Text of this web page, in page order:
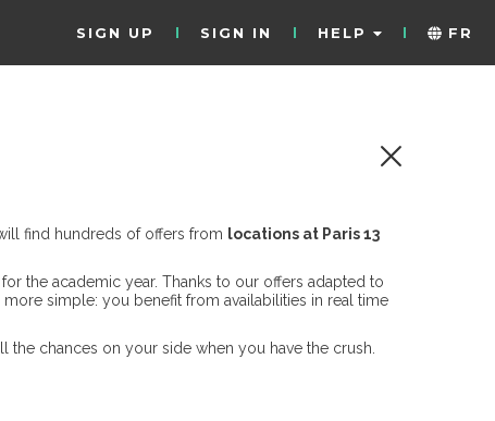
SIGN UP SIGN IN HELP FR
find hundreds of offers from locations at Paris 13
the academic year. Thanks to our offers adapted to
simple: you benefit from availabilities in real time
chances on your side when you have the crush.